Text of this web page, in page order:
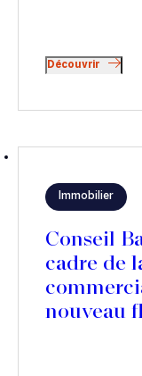
Découvrir
Immobilier
Conseil
cadre de
nouveau